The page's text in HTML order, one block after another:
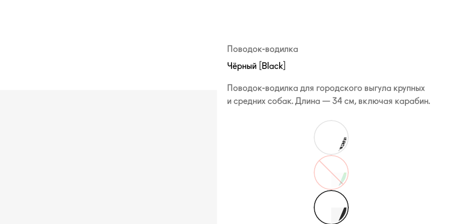
Поводок-водилка
Чёрный [Black]
Поводок-водилка для городского выгула крупных
и средних собак. Длина — 34 см, включая карабин.